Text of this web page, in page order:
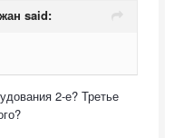
said:
2-е? Третье